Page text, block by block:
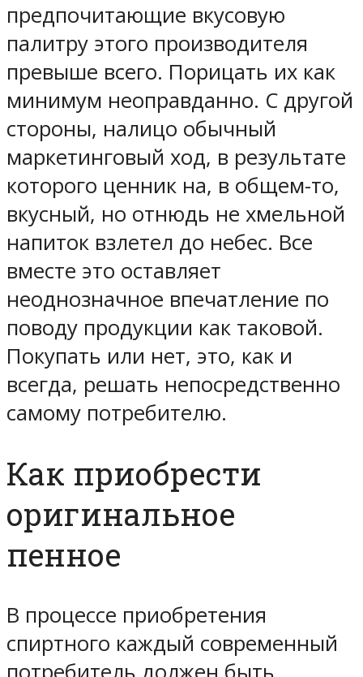
предпочитающие вкусовую
палитру этого производителя
превыше всего. Порицать их как
минимум неоправданно. С другой
стороны, налицо обычный
маркетинговый ход, в результате
которого ценник на, в общем-то,
вкусный, но отнюдь не хмельной
напиток взлетел до небес. Все
вместе это оставляет
неоднозначное впечатление по
поводу продукции как таковой.
Покупать или нет, это, как и
всегда, решать непосредственно
самому потребителю.
Как приобрести
оригинальное
пенное
В процессе приобретения
спиртного каждый современный